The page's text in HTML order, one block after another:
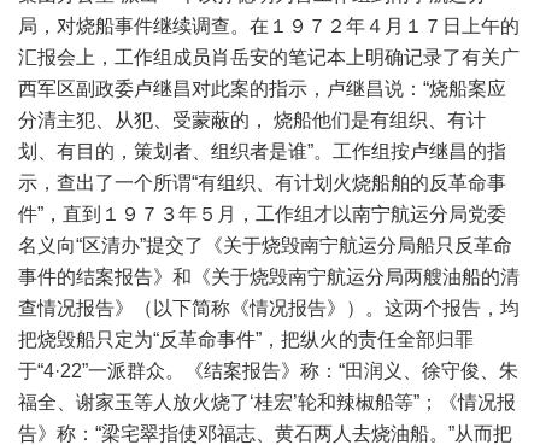
局，对烧船事件继续调查。在１９７２年４月１７日上午的
汇报会上，工作组成员肖岳安的笔记本上明确记录了有关广
西军区副政委卢继昌对此案的指示，卢继昌说：“烧船案应
分清主犯、从犯、受蒙蔽的， 烧船他们是有组织、有计
划、有目的，策划者、组织者是谁”。工作组按卢继昌的指
示，查出了一个所谓“有组织、有计划火烧船舶的反革命事
件”，直到１９７３年５月，工作组才以南宁航运分局党委
名义向“区清办”提交了《关于烧毁南宁航运分局船只反革命
事件的结案报告》和《关于烧毁南宁航运分局两艘油船的清
查情况报告》（以下简称《情况报告》）。这两个报告，均
把烧毁船只定为“反革命事件”，把纵火的责任全部归罪
于“4·22”一派群众。《结案报告》称：“田润义、徐守俊、朱
福全、谢家玉等人放火烧了‘桂宏’轮和辣椒船等”；《情况报
告》称：“梁宅翠指使邓福志、黄石两人去烧油船。”从而把